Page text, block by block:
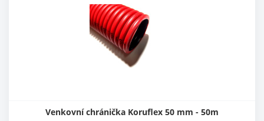
Venkovní chránička Koruflex 50 mm - 50m